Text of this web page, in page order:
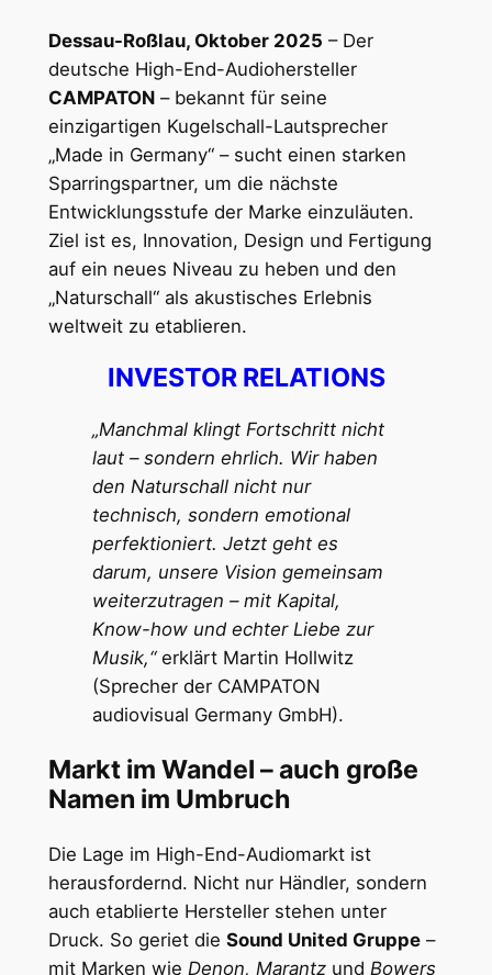
Dessau-Roßlau, Oktober 2025 – Der
deutsche High-End-Audiohersteller
CAMPATON– bekannt für seine
einzigartigen Kugelschall-Lautsprecher
„Made in Germany“ – sucht einen starken
Sparringspartner, um die nächste
Entwicklungsstufe der Marke einzuläuten.
Ziel ist es, Innovation, Design und Fertigung
auf ein neues Niveau zu heben und den
„Naturschall“ als akustisches Erlebnis
weltweit zu etablieren.
INVESTOR RELATIONS
„Manchmal klingt Fortschritt nicht
laut – sondern ehrlich. Wir haben
den Naturschall nicht nur
technisch, sondern emotional
perfektioniert. Jetzt geht es
darum, unsere Vision gemeinsam
weiterzutragen – mit Kapital,
Know-how und echter Liebe zur
Musik,“erklärt Martin Hollwitz
(Sprecher der CAMPATON
audiovisual Germany GmbH).
Markt im Wandel – auch große
Namen im Umbruch
Die Lage im High-End-Audiomarkt ist
herausfordernd. Nicht nur Händler, sondern
auch etablierte Hersteller stehen unter
Druck. So geriet die Sound United Gruppe–
mit Marken wie Denon, Marantzund Bowers